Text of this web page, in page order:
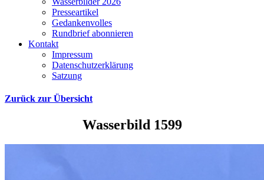
Presseartikel
Gedankenvolles
Rundbrief abonnieren
Kontakt
Impressum
Datenschutzerklärung
Satzung
Zurück zur Übersicht
Wasserbild 1599